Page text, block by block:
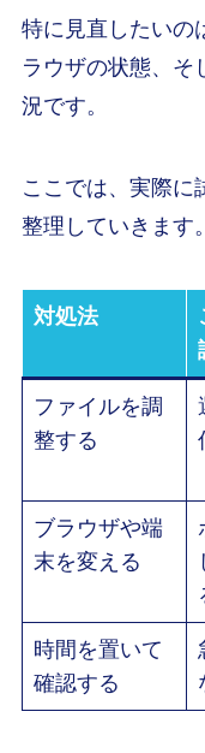
特に見直したいの
ラウザの状態、そ
況です。
ここでは、実際に
整理していきます。
対処法
ファイルを調
整する
ブラウザや端
末を変える
時間を置いて
確認する